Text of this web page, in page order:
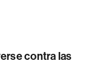
contra las